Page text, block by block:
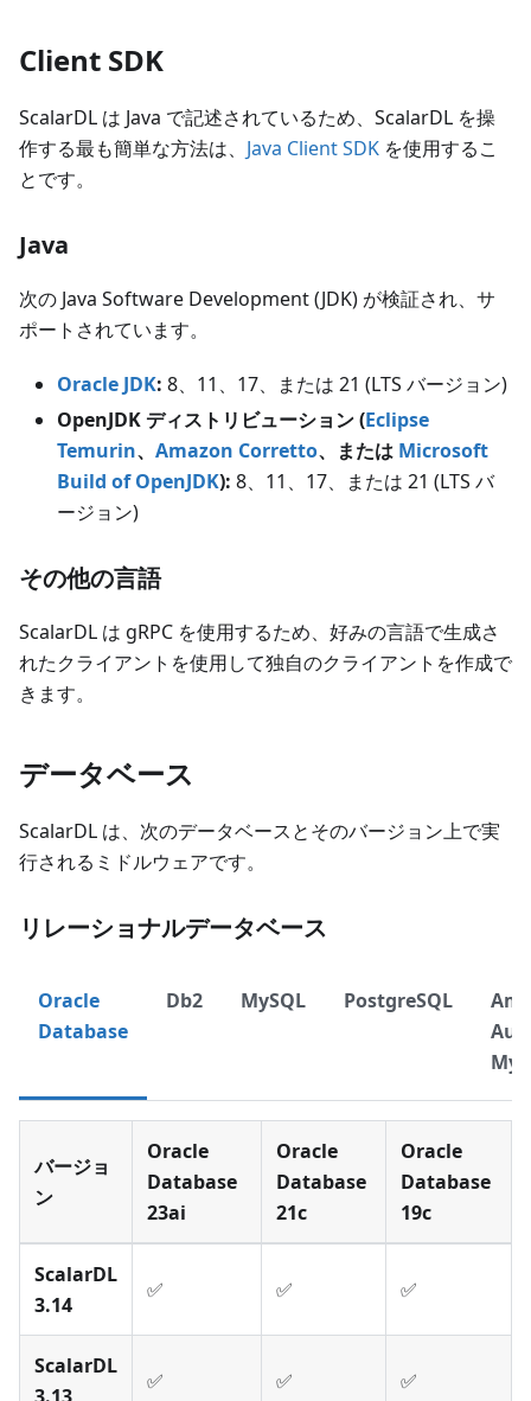
Client SDK
ScalarDL は Java で記述されているため、ScalarDL を操
作する最も簡単な方法は、 Java Client SDK を使用するこ
とです。
Java
次の Java Software Development (JDK) が検証され、サ
ポートされています。
Oracle JDK: 8、11、17、または 21 (LTS バージョン)
OpenJDK ディストリビューション (Eclipse
Temurin、 Amazon Corretto、または Microsoft
Build of OpenJDK): 8、11、17、または 21 (LTS バ
ージョン)
その他の言語
ScalarDL は gRPC を使用するため、好みの言語で生成さ
れたクライアントを使用して独自のクライアントを作成で
きます。
データベース
ScalarDL は、次のデータベースとそのバージョン上で実
行されるミドルウェアです。
リレーショナルデータベース
Oracle
Database
Db2 MySQL PostgreSQL
バージョ
ン
Oracle
Database
23ai
Oracle
Database
21c
Oracle
Database
19c
ScalarDL
3.14
✅ ✅ ✅
ScalarDL
✅ ✅ ✅